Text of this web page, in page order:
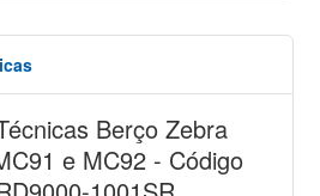
Berço Zebra
e MC92 - Código